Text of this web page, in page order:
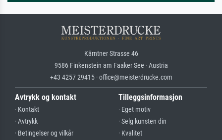
Kärntner Strasse 46
9586 Finkenstein am Faaker See · Austria
+43 4257 29415 · office@meisterdrucke.com
Avtrykk og kontakt
· Kontakt
· Avtrykk
· Betingelser og vilkår
Tilleggsinformasjon
· Eget motiv
· Selg kunsten din
· Kvalitet